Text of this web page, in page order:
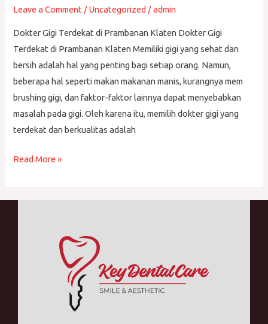
Leave a Comment /Uncategorized /admin
Dokter Gigi Terdekat di Prambanan Klaten Dokter Gigi
Terdekat di Prambanan Klaten Memiliki gigi yang sehat dan
bersih adalah hal yang penting bagi setiap orang. Namun,
beberapa hal seperti makan makanan manis, kurangnya mem
brushing gigi, dan faktor-faktor lainnya dapat menyebabkan
masalah pada gigi. Oleh karena itu, memilih dokter gigi yang
terdekat dan berkualitas adalah
Read More »